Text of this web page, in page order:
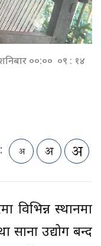
००:०० ०९ : १४
विभिन्न स्थानमा
उद्योग बन्द